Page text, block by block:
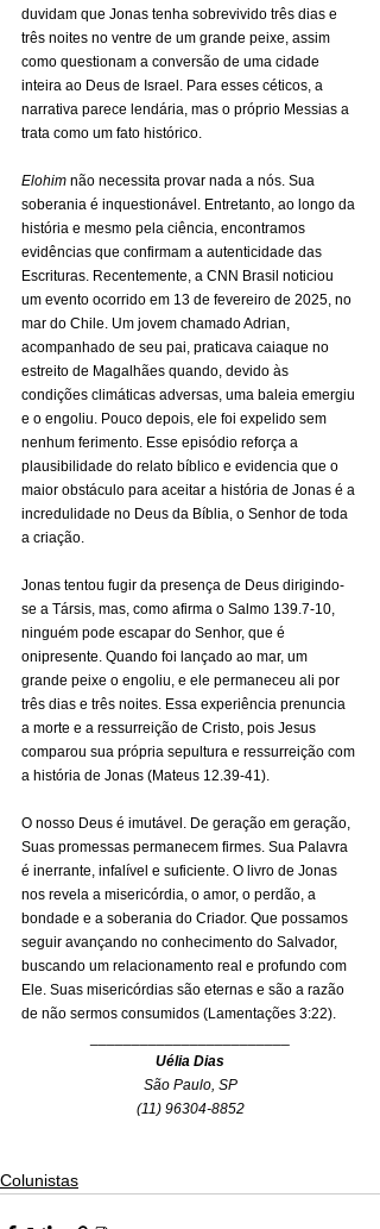
duvidam que Jonas tenha sobrevivido três dias e
três noites no ventre de um grande peixe, assim
como questionam a conversão de uma cidade
inteira ao Deus de Israel. Para esses céticos, a
narrativa parece lendária, mas o próprio Messias a
trata como um fato histórico.
Elohim não necessita provar nada a nós. Sua
soberania é inquestionável. Entretanto, ao longo da
história e mesmo pela ciência, encontramos
evidências que confirmam a autenticidade das
Escrituras. Recentemente, a CNN Brasil noticiou
um evento ocorrido em 13 de fevereiro de 2025, no
mar do Chile. Um jovem chamado Adrian,
acompanhado de seu pai, praticava caiaque no
estreito de Magalhães quando, devido às
condições climáticas adversas, uma baleia emergiu
e o engoliu. Pouco depois, ele foi expelido sem
nenhum ferimento. Esse episódio reforça a
plausibilidade do relato bíblico e evidencia que o
maior obstáculo para aceitar a história de Jonas é a
incredulidade no Deus da Bíblia, o Senhor de toda
a criação.
Jonas tentou fugir da presença de Deus dirigindo-
se a Társis, mas, como afirma o Salmo 139.7-10,
ninguém pode escapar do Senhor, que é
onipresente. Quando foi lançado ao mar, um
grande peixe o engoliu, e ele permaneceu ali por
três dias e três noites. Essa experiência prenuncia
a morte e a ressurreição de Cristo, pois Jesus
comparou sua própria sepultura e ressurreição com
a história de Jonas (Mateus 12.39-41).
O nosso Deus é imutável. De geração em geração,
Suas promessas permanecem firmes. Sua Palavra
é inerrante, infalível e suficiente. O livro de Jonas
nos revela a misericórdia, o amor, o perdão, a
bondade e a soberania do Criador. Que possamos
seguir avançando no conhecimento do Salvador,
buscando um relacionamento real e profundo com
Ele. Suas misericórdias são eternas e são a razão
de não sermos consumidos (Lamentações 3:22).
Uélia Dias
São Paulo, SP
(11) 96304-8852
Colunistas